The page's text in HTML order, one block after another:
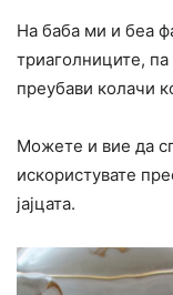
На баба ми и беа
триаголниците,
преубави колачи
Можете и вие да
искористувате
јајцата.